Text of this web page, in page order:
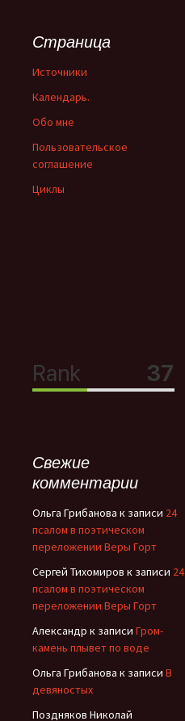
Страница
Источники
Календарь.
Обо мне
Пользовательское
соглашение
Циклы
Свежие
комментарии
Ольга Грибанова к записи 24
псалом в поэтическом
переложении Веры Горт
Сергей Тихомиров к записи 24
псалом в поэтическом
переложении Веры Горт
Александр к записи Гром-
камень плывет по воде
Ольга Грибанова к записи В
девяностых
Поздняков Николай